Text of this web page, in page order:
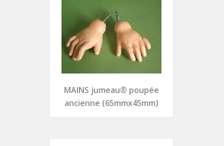
MAINS jumeau® poupée
ancienne (65mmx45mm)